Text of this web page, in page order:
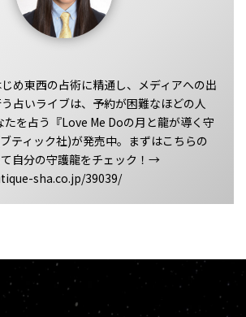
め東西の占術に精通し、メディアへの出
占いライブは、予約が困難なほどの人
を占う『Love Me Doの月と龍が導く守
ティック社)が発売中。まずはこちらの
自分の守護龍をチェック！→
sha.co.jp/39039/